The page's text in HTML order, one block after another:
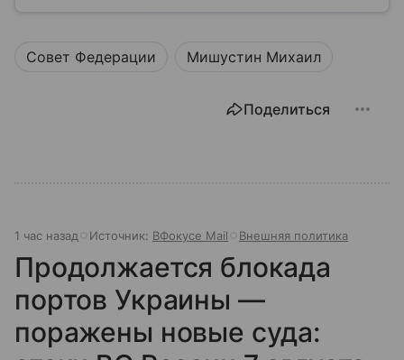
Совет Федерации Мишустин Михаил
Поделиться
1 час назад Источник: ВФокусе Mail Внешняя политика
Продолжается блокада
портов Украины —
поражены новые суда: